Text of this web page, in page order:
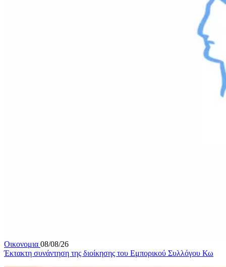
Οικονομια 08/08/26
Έκτακτη συνάντηση της διοίκησης του Εμπορικού Συλλόγου Κω